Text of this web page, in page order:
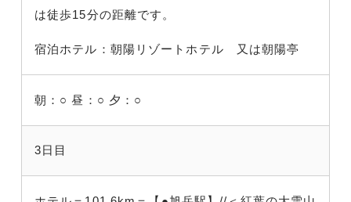
は徒歩15分の距離です。
宿泊ホテル：朝陽リゾートホテル 又は朝陽亭
朝：○ 昼：○ 夕：○
3日目